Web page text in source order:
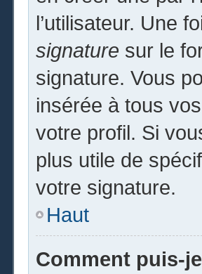
l’utilisateur. Une
signature sur le
signature. Vous
insérée à tous
votre profil. Si
plus utile de
votre signature.
Haut
Comment puis-